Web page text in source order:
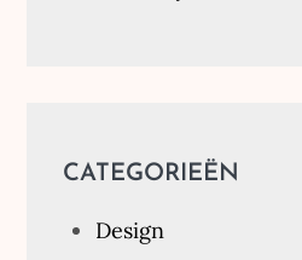
CATEGORIEËN
Design